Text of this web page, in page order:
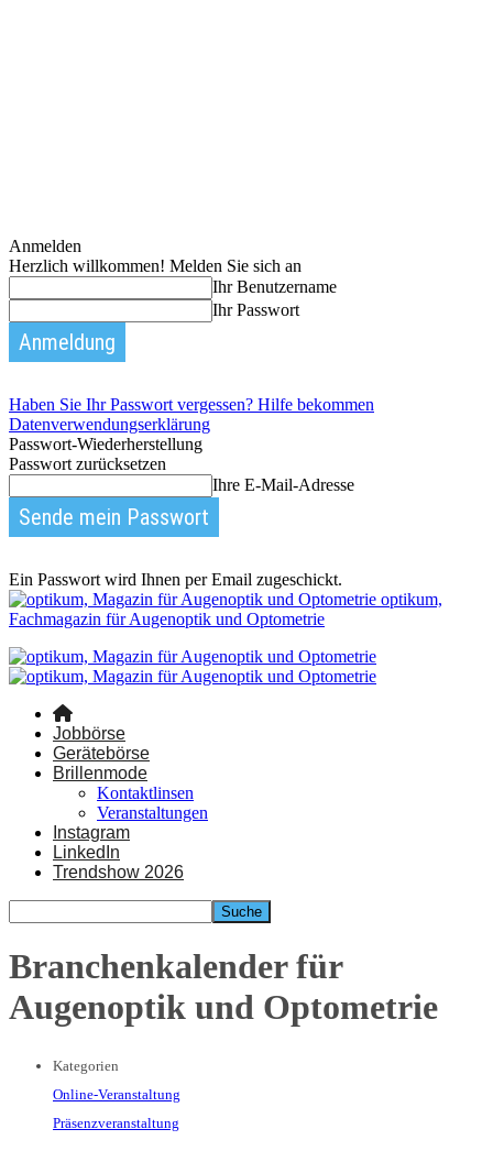
Anmelden
Herzlich willkommen! Melden Sie sich an
Ihr Benutzername
Ihr Passwort
Haben Sie Ihr Passwort vergessen? Hilfe bekommen
Datenverwendungserklärung
Passwort-Wiederherstellung
Passwort zurücksetzen
Ihre E-Mail-Adresse
Ein Passwort wird Ihnen per Email zugeschickt.
optikum,
Fachmagazin für Augenoptik und Optometrie
Jobbörse
Gerätebörse
Brillenmode
Kontaktlinsen
Veranstaltungen
Instagram
LinkedIn
Trendshow 2026
Branchenkalender für
Augenoptik und Optometrie
Kategorien
Online-Veranstaltung
Präsenzveranstaltung